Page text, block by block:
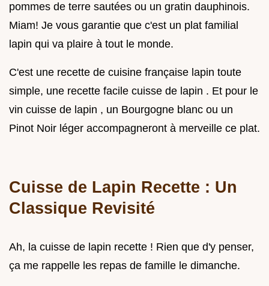
pommes de terre sautées ou un gratin dauphinois.
Miam! Je vous garantie que c'est un plat familial
lapin qui va plaire à tout le monde.
C'est une recette de cuisine française lapin toute
simple, une recette facile cuisse de lapin . Et pour le
vin cuisse de lapin , un Bourgogne blanc ou un
Pinot Noir léger accompagneront à merveille ce plat.
Cuisse de Lapin Recette : Un
Classique Revisité
Ah, la cuisse de lapin recette ! Rien que d'y penser,
ça me rappelle les repas de famille le dimanche.